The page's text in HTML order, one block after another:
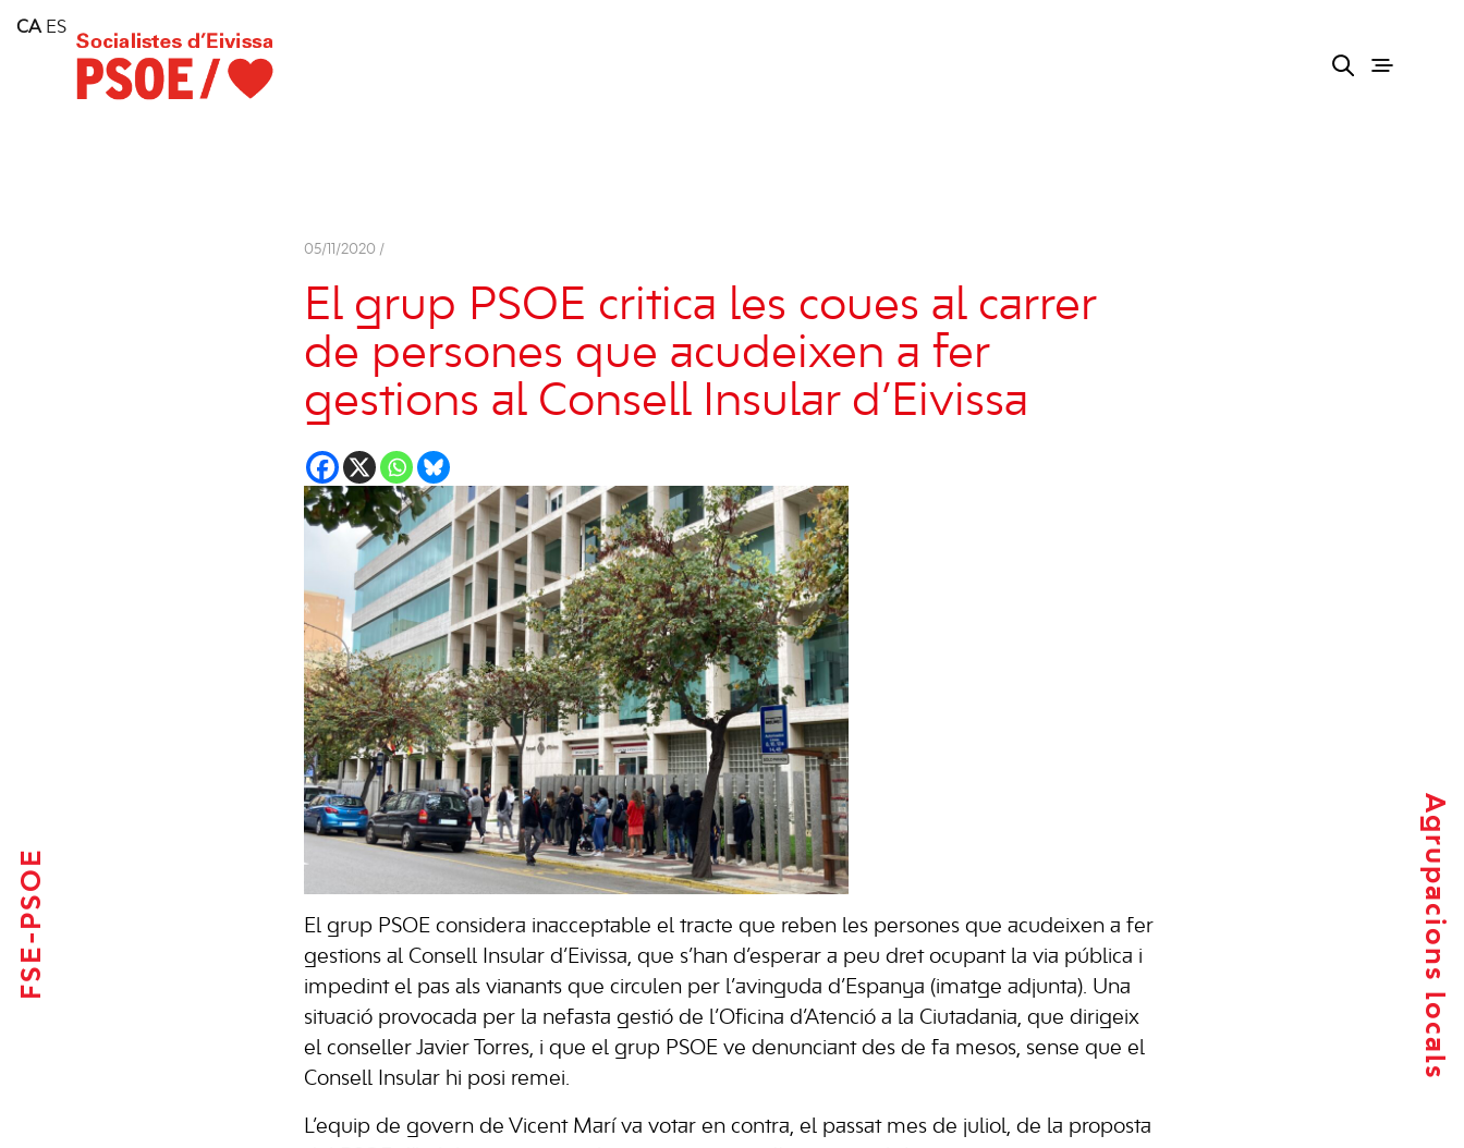
Consell Insular d'Eivissa
Services
FSE-PSOE Agrupacions locals
05/11/2020 /
El grup PSOE critica les coues al carrer
de persones que acudeixen a fer
gestions al Consell Insular d’Eivissa
El grup PSOE considera inacceptable el tracte que reben les persones que acudeixen a fer
gestions al Consell Insular d’Eivissa, que s’han d’esperar a peu dret ocupant la via pública i
impedint el pas als vianants que circulen per l’avinguda d’Espanya (imatge adjunta). Una
situació provocada per la nefasta gestió de l’Oficina d’Atenció a la Ciutadania, que dirigeix
el conseller Javier Torres, i que el grup PSOE ve denunciant des de fa mesos, sense que el
Consell Insular hi posi remei.
L’equip de govern de Vicent Marí va votar en contra, el passat mes de juliol, de la proposta
CA ES